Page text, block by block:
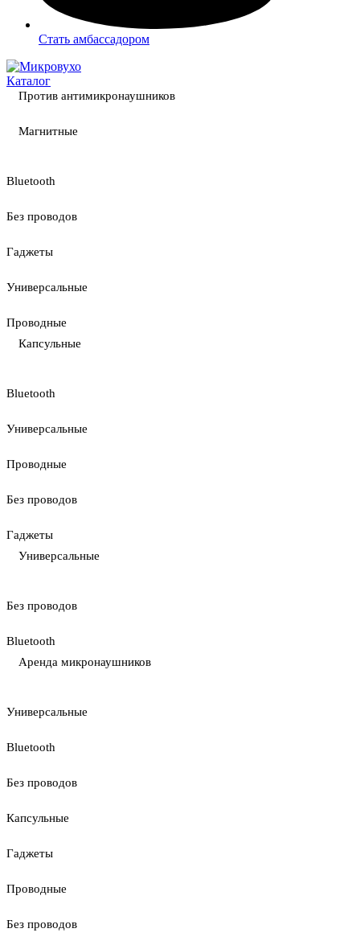
Стать амбассадором
Каталог
Против антимикронаушников
Магнитные
Bluetooth
Без проводов
Гаджеты
Универсальные
Проводные
Капсульные
Bluetooth
Универсальные
Проводные
Без проводов
Гаджеты
Универсальные
Без проводов
Bluetooth
Аренда микронаушников
Универсальные
Bluetooth
Без проводов
Капсульные
Гаджеты
Проводные
Без проводов